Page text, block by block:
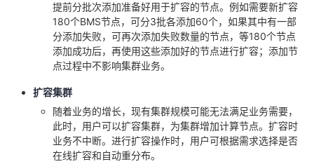
提前分批次添加准备好用于扩容的节点。例如需要新扩容
180个BMS节点，可分3批各添加60个，如果其中有一部
分添加失败，可再次添加失败数量的节点，等180个节点
添加成功后，再使用这些添加好的节点进行扩容；添加节
点过程中不影响集群业务。
扩容集群
随着业务的增长，现有集群规模可能无法满足业务需要，
此时，用户可以扩容集群，为集群增加计算节点。扩容时
业务不中断。进行扩容操作时，用户可根据需求选择是否
在线扩容和自动重分布。